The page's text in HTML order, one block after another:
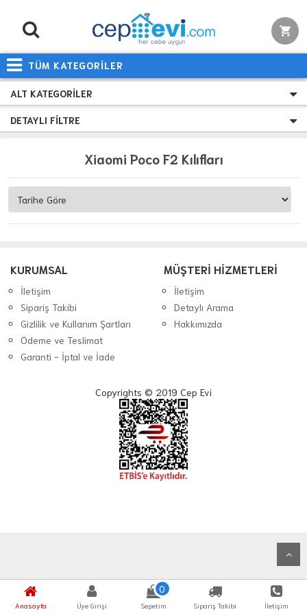
TÜM KATEGORİLER
Anasayfa Üye Girişi
0
Sepetim Sipariş Takibi İletişim
ALT KATEGORILER
DETAYLI FILTRE
Xiaomi Poco F2 Kılıfları
KURUMSAL
İletişim
Sipariş Takibi
Gizlilik ve Kullanım Şartları
Ödeme ve Teslimat
Garanti - İptal ve İade
MÜŞTERİ HİZMETLERİ
İletişim
Detaylı Arama
Hakkımızda
Copyrights © 2019 Cep Evi